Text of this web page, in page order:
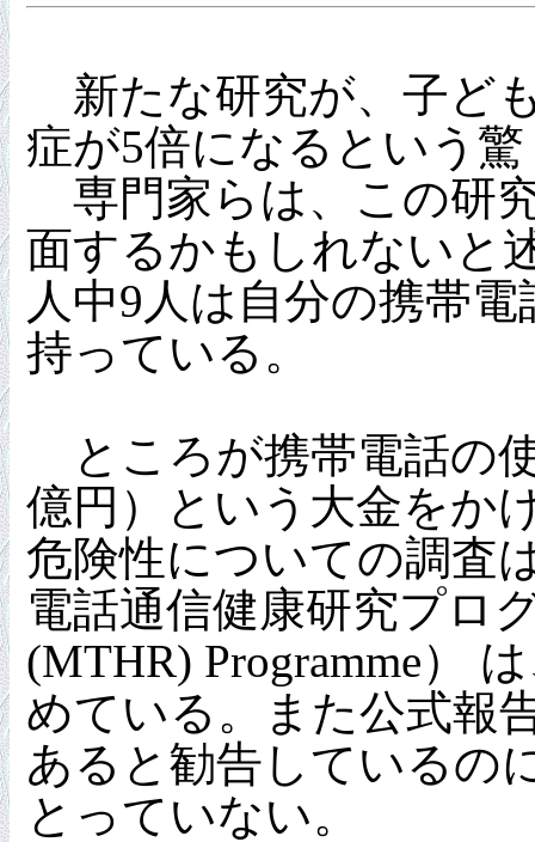
新たな研究が、子ど
症が5倍になるという
専門家らは、この研
面するかもしれないと
人中9人は自分の携帯
持っている。
ところが携帯電話の
億円）という大金をか
危険性についての調査
電話通信健康研究プログ
(MTHR) Programme）
めている。また公式報
あると勧告しているの
とっていない。